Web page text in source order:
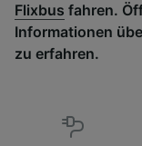
Flixbus fahren.
Informationen
zu erfahren.